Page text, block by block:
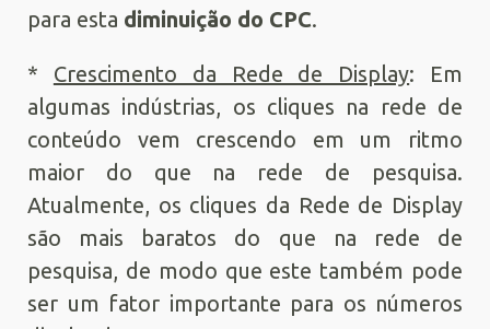
para esta diminuição do CPC.
* Crescimento da Rede de Display: Em
algumas indústrias, os cliques na rede de
conteúdo vem crescendo em um ritmo
maior do que na rede de pesquisa.
Atualmente, os cliques da Rede de Display
são mais baratos do que na rede de
pesquisa, de modo que este também pode
ser um fator importante para os números